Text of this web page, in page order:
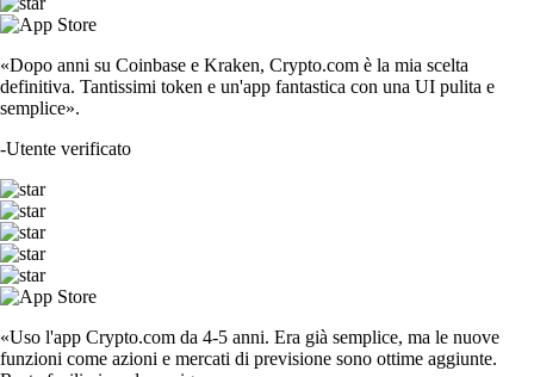
«Dopo anni su Coinbase e Kraken, Crypto.com è la mia scelta
definitiva. Tantissimi token e un'app fantastica con una UI pulita e
semplice».
-Utente verificato
«Uso l'app Crypto.com da 4-5 anni. Era già semplice, ma le nuove
funzioni come azioni e mercati di previsione sono ottime aggiunte.